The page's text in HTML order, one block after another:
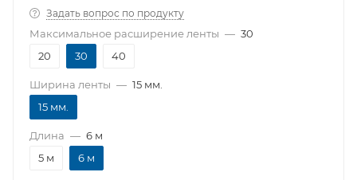
Задать вопрос по продукту
Максимальное расширение ленты — 30
20
30 40
Ширина ленты — 15 мм.
15 мм.
Длина — 6 м
5 м
6 м